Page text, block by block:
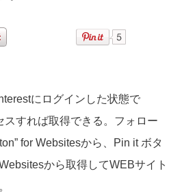
にログインした状態で
スすれば取得できる。フォロー
for Websitesから、Pin it ボタ
から取得してWEBサイト